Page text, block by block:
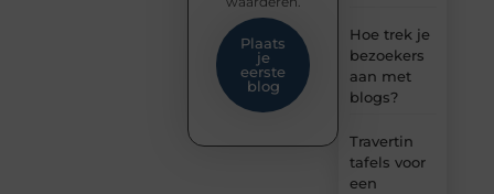
Hoe trek je
bezoekers
aan met
blogs?
Travertin
tafels voor
een
Plaats
je
eerste
blog